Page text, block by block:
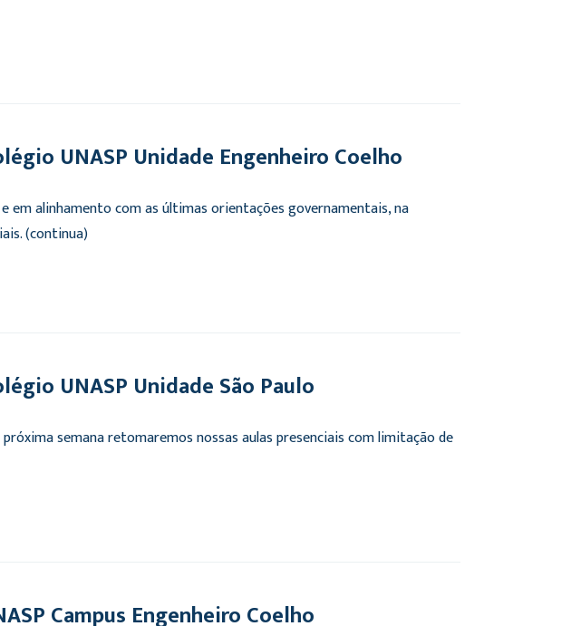
UNASP Unidade Engenheiro Coelho
alinhamento com as últimas orientações governamentais, na
(continua)
UNASP Unidade São Paulo
semana retomaremos nossas aulas presenciais com limitação de
Campus Engenheiro Coelho